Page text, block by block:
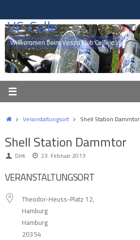
springen
VC-Celle
Willkommen beim Vespa Club Celle e.V.
StartVeranstaltungsort Shell Station Dammtor
Shell Station Dammtor
Dirk 23. Februar 2013
VERANSTALTUNGSORT
Theodor-Heuss-Platz 12,
Hamburg
Hamburg
20354